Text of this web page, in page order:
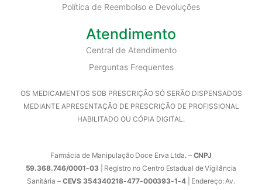
Política de Reembolso e Devoluções
Atendimento
Central de Atendimento
Perguntas Frequentes
OS MEDICAMENTOS SOB PRESCRIÇÃO SÓ SERÃO DISPENSADOS
MEDIANTE APRESENTAÇÃO DE PRESCRIÇÃO DE PROFISSIONAL
HABILITADO OU CÓPIA DIGITAL.
Farmácia de Manipulação Doce Erva Ltda. – CNPJ
59.368.746/0001-03| Registro no Centro Estadual de Vigilância
Sanitária –CEVS 354340218-477-000393-1-4| Endereço: Av.